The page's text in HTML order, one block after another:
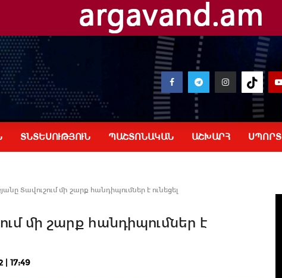
ՏՆՏԵՍՈՒԹՅՈՒՆ ՊԱՇՏՈՆԱԿԱՆ ԱՇԽԱՐՀ ՍՊՈՐՏ
Տավուշում մի շարք հանդիպումներ է ունեցել
մի շարք հանդիպումներ է
| 17:49